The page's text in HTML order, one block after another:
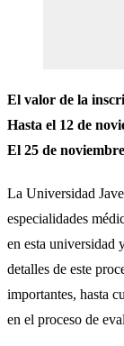
El valor de la
Hasta el 12 de
El 25 de
La Universidad
especialidades
en esta universidad
detalles de este
importantes, hasta
en el proceso de